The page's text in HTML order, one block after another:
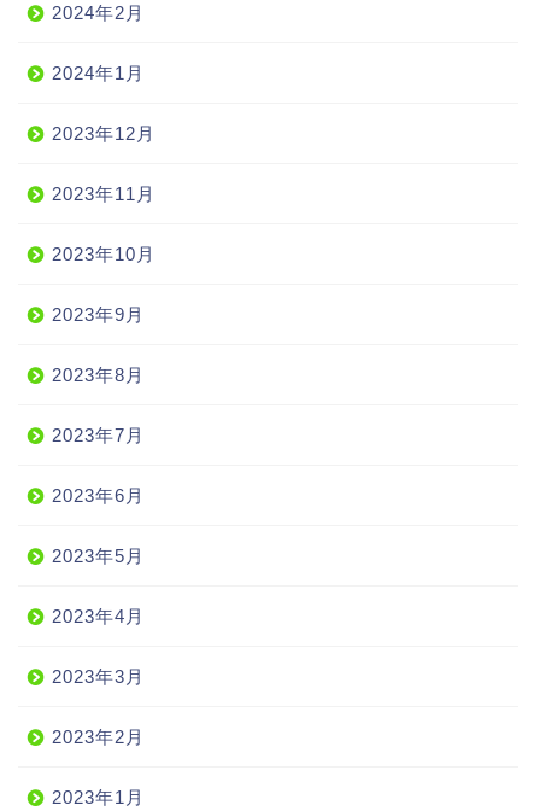
2024年2月
2024年1月
2023年12月
2023年11月
2023年10月
2023年9月
2023年8月
2023年7月
2023年6月
2023年5月
2023年4月
2023年3月
2023年2月
2023年1月